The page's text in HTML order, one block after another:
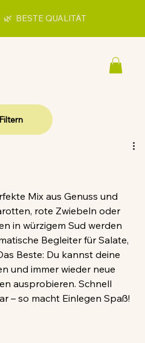
BESTE QUALITÄT
Mix aus Genuss und
rote Zwiebeln oder
in würzigem Sud werden
Begleiter für Salate,
Beste: Du kannst deine
und immer wieder neue
ausprobieren. Schnell
– so macht Einlegen Spaß!
Filtern